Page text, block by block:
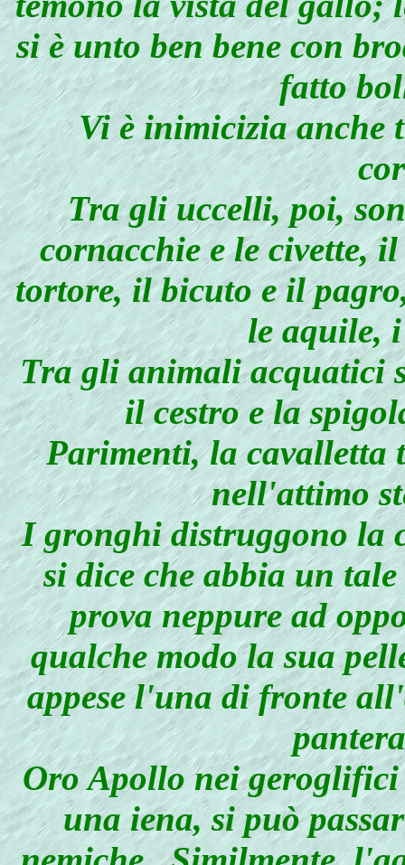
si è unto ben bene con
fatto
Vi è inimicizia anche
Tra gli uccelli, poi,
cornacchie e le civette,
tortore, il bicuto e il
le aquile,
Tra gli animali acquatici
il cestro e la
Parimenti, la cavalletta
nell'attimo
I gronghi distruggono la
si dice che abbia un
prova neppure ad
qualche modo la sua
appese l'una di fronte
Oro Apollo nei geroglifici
una iena, si può